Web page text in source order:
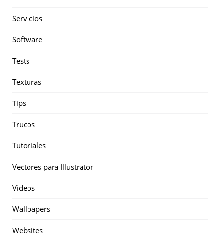
Servicios
Software
Tests
Texturas
Tips
Trucos
Tutoriales
Vectores para Illustrator
Videos
Wallpapers
Websites